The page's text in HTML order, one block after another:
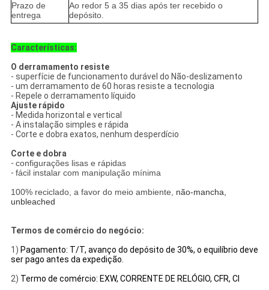
Prazo de
entrega
Ao redor 5 a 35 dias após ter recebido o
depósito.
Características:
O derramamento resiste
- superfície de funcionamento durável do Não-deslizamento
- um derramamento de 60 horas resiste a tecnologia
- Repele o derramamento líquido
Ajuste rápido
- Medida horizontal e vertical
- A instalação simples e rápida
- Corte e dobra exatos, nenhum desperdício
Corte e dobra
- configurações lisas e rápidas
- fácil instalar com manipulação mínima
100% reciclado, a favor do meio ambiente, não-mancha,
unbleached
Termos de comércio do negócio:
1) Pagamento: T/T, avanço do depósito de 30%, o equilíbrio deve
ser pago antes da expedição.
2) Termo de comércio: EXW, CORRENTE DE RELÓGIO, CFR, CI